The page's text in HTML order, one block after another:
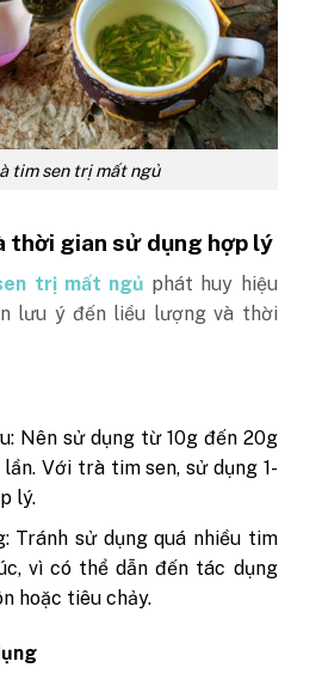
tim sen trị mất ngủ
thời gian sử dụng hợp lý
trị mất ngủ phát huy hiệu
lưu ý đến liều lượng và thời
Nên sử dụng từ 10g đến 20g
Với trà tim sen, sử dụng 1-
lý.
Tránh sử dụng quá nhiều tim
vì có thể dẫn đến tác dụng
hoặc tiêu chảy.